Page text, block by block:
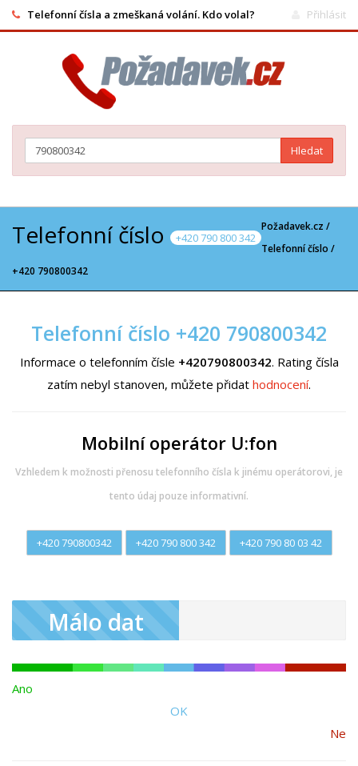
Telefonní čísla a zmeškaná volání. Kdo volal? Přihlásit
Hledat
Telefonní číslo +420 790 800 342
Požadavek.cz /
Telefonní číslo /
+420 790800342
Telefonní číslo +420 790800342
Informace o telefonním čísle +420790800342. Rating čísla
zatím nebyl stanoven, můžete přidat hodnocení.
Mobilní operátor U:fon
Vzhledem k možnosti přenosu telefonního čísla k jinému operátorovi, je
tento údaj pouze informativní.
+420 790800342 +420 790 800 342 +420 790 80 03 42
Málo dat
Ano
OK
Ne